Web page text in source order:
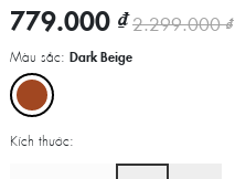
779.000 ₫2.299.000 ₫
Màu sắc: Dark Beige
Kích thước: